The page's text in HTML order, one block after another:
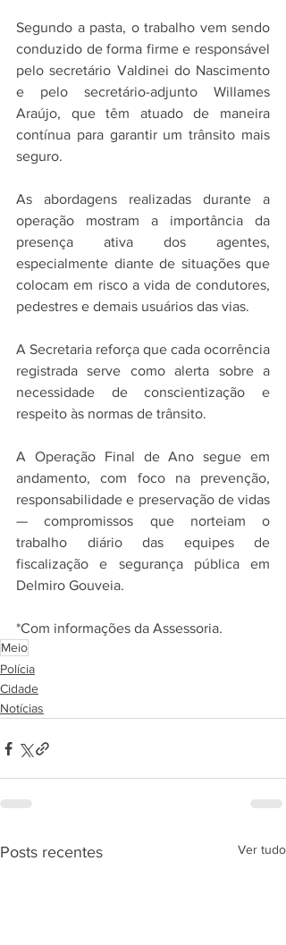
Segundo a pasta, o trabalho vem sendo
conduzido de forma firme e responsável
pelo secretário Valdinei do Nascimento
e pelo secretário-adjunto Willames
Araújo, que têm atuado de maneira
contínua para garantir um trânsito mais
seguro.
As abordagens realizadas durante a
operação mostram a importância da
presença ativa dos agentes,
especialmente diante de situações que
colocam em risco a vida de condutores,
pedestres e demais usuários das vias.
A Secretaria reforça que cada ocorrência
registrada serve como alerta sobre a
necessidade de conscientização e
respeito às normas de trânsito.
A Operação Final de Ano segue em
andamento, com foco na prevenção,
responsabilidade e preservação de vidas
— compromissos que norteiam o
trabalho diário das equipes de
fiscalização e segurança pública em
Delmiro Gouveia.
*Com informações da Assessoria.
Meio
Polícia
Cidade
Notícias
Posts recentes Ver tudo